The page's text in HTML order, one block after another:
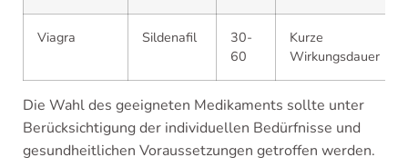
Viagra Sildenafil
30-
60
Kurze
Wirkungsdauer
Die Wahl des geeigneten Medikaments sollte unter
Berücksichtigung der individuellen Bedürfnisse und
gesundheitlichen Voraussetzungen getroffen werden.